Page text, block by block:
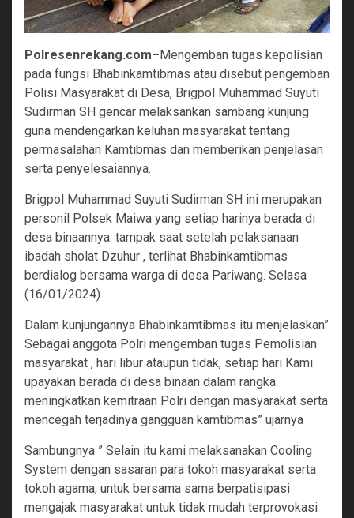
Polresenrekang.com– Mengemban tugas kepolisian
pada fungsi Bhabinkamtibmas atau disebut pengemban
Polisi Masyarakat di Desa, Brigpol Muhammad Suyuti
Sudirman SH gencar melaksankan sambang kunjung
guna mendengarkan keluhan masyarakat tentang
permasalahan Kamtibmas dan memberikan penjelasan
serta penyelesaiannya.
Brigpol Muhammad Suyuti Sudirman SH ini merupakan
personil Polsek Maiwa yang setiap harinya berada di
desa binaannya. tampak saat setelah pelaksanaan
ibadah sholat Dzuhur , terlihat Bhabinkamtibmas
berdialog bersama warga di desa Pariwang. Selasa
(16/01/2024)
Dalam kunjungannya Bhabinkamtibmas itu menjelaskan”
Sebagai anggota Polri mengemban tugas Pemolisian
masyarakat , hari libur ataupun tidak, setiap hari Kami
upayakan berada di desa binaan dalam rangka
meningkatkan kemitraan Polri dengan masyarakat serta
mencegah terjadinya gangguan kamtibmas” ujarnya
Sambungnya ” Selain itu kami melaksanakan Cooling
System dengan sasaran para tokoh masyarakat serta
tokoh agama, untuk bersama sama berpatisipasi
mengajak masyarakat untuk tidak mudah terprovokasi